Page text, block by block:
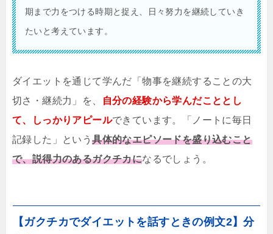
期まで力をつける時期と捉え、日々努力を継続していき
たいと考えています。
ダイエットを通じて学んだ「物事を継続することの大
切さ・継続力」を、
自分の経験から学んだこととし
て、しっかりアピールできています。「ノートに毎日
記録した」という具体的なエピソードを盛り込むこと
で、説得力のあるガクチカになるでしょう。
【ガクチカでダイエットを話すときの例文2】分